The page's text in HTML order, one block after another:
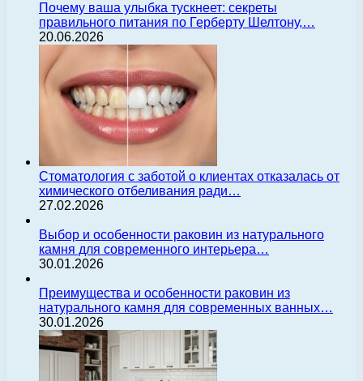
Почему ваша улыбка тускнеет: секреты
правильного питания по Герберту Шелтону,…
20.06.2026
Стоматология с заботой о клиентах отказалась от
химического отбеливания ради…
27.02.2026
Выбор и особенности раковин из натурального
камня для современного интерьера…
30.01.2026
Преимущества и особенности раковин из
натурального камня для современных ванных…
30.01.2026